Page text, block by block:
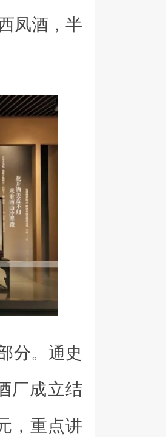
凤酒，半
分。通史
厂成立结
，重点讲